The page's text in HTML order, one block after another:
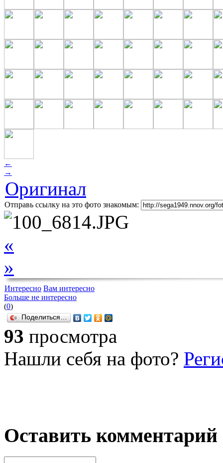
←
→
Оригинал
Отправь ссылку на это фото знакомым:
«
»
Интересно Вам интересно
Больше не интересно
(0)
Поделиться…
93 просмотра
Нашли себя на фото?
Оставить комментарий